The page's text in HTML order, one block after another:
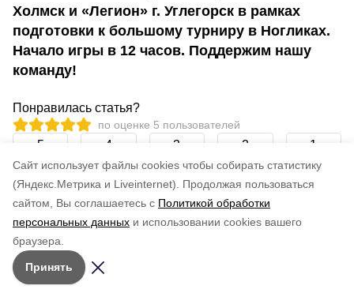
Cайт использует файлы cookies чтобы собирать статистику
(Яндекс.Метрика и Liveinternet).
Продолжая пользоваться
сайтом, Вы соглашаетесь с Политикой обработки
персональных данных и использовании cookies вашего
браузера.
Принять
Холмск и «Легион» г. Углегорск в рамках
подготовки к большому турниру в Ногликах.
Начало игры в 12 часов. Поддержим нашу
команду!
Понравилась статья?
по оценке 5 пользователей
5 4 3 2 1